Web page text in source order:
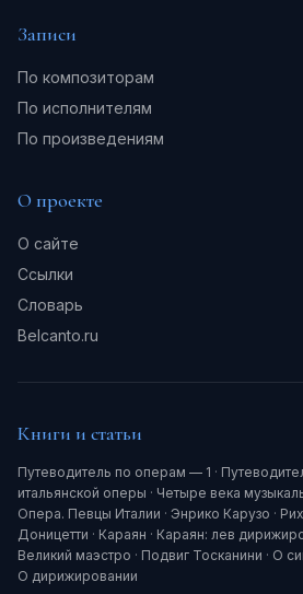
Записи
По композиторам
По исполнителям
По произведениям
О проекте
О сайте
Ссылки
Словарь
Belcanto.ru
Книги и статьи
Путеводитель по операм — 1 ·
итальянской оперы · Четыре века
Опера. Певцы Италии · Энрико Карузо ·
Доницетти · Караян · Караян: лев
Великий маэстро · Подвиг Тосканини · О
О дирижировании